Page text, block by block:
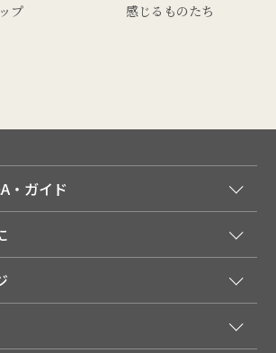
プ
感じるものたち
・ガイド
無料でお届け
ト共通アプリ